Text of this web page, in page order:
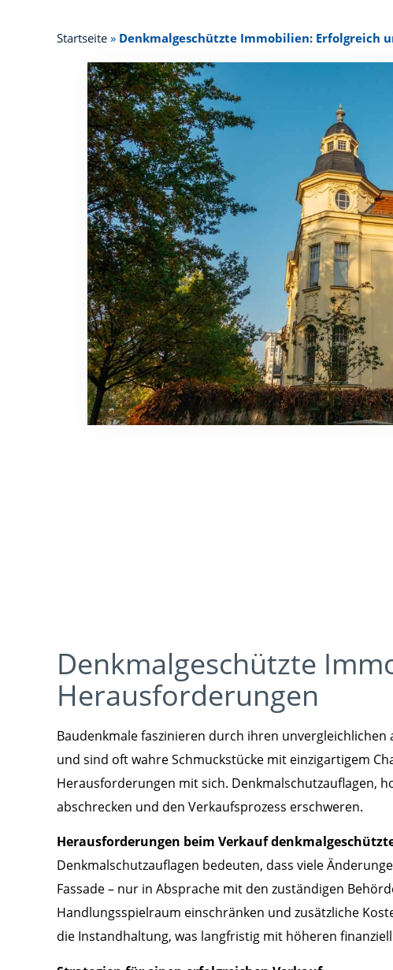
Startseite » Denkmalgeschützte Immobilien: Erfolgreich
Denkmalgeschützte
Herausforderungen
Baudenkmale faszinieren durch ihren
und sind oft wahre Schmuckstücke mit einzigartigem
Herausforderungen mit sich. Denkmalschutzauflagen,
abschrecken und den Verkaufsprozess erschweren.
Herausforderungen beim Verkauf
Denkmalschutzauflagen bedeuten, dass viele
Fassade – nur in Absprache mit den zuständigen
Handlungsspielraum einschränken und zusätzliche
die Instandhaltung, was langfristig mit höheren